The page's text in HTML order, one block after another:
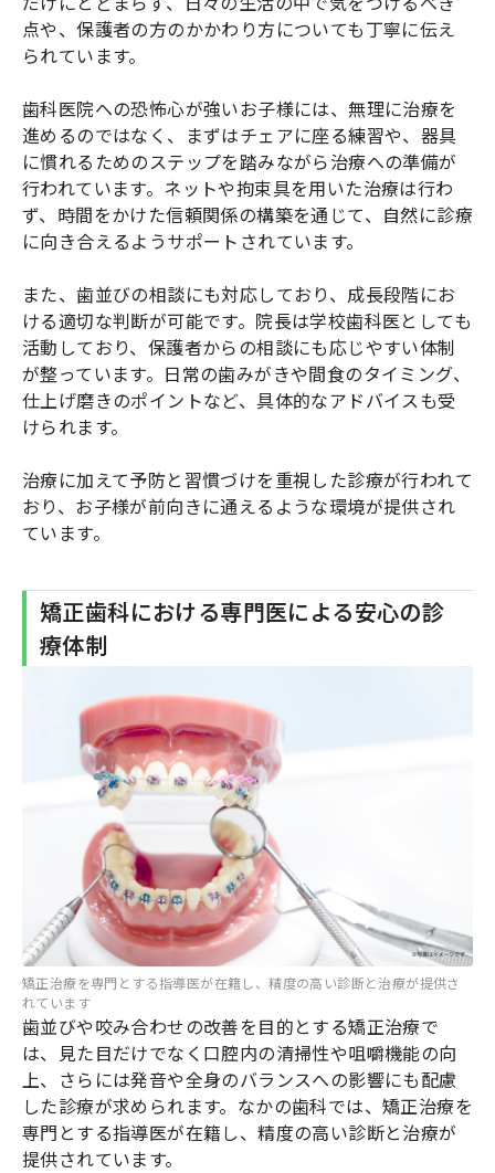
点や、保護者の方のかかわり方についても丁寧に伝え
られています。
歯科医院への恐怖心が強いお子様には、無理に治療を
進めるのではなく、まずはチェアに座る練習や、器具
に慣れるためのステップを踏みながら治療への準備が
行われています。ネットや拘束具を用いた治療は行わ
ず、時間をかけた信頼関係の構築を通じて、自然に診療
に向き合えるようサポートされています。
また、歯並びの相談にも対応しており、成長段階にお
ける適切な判断が可能です。院長は学校歯科医としても
活動しており、保護者からの相談にも応じやすい体制
が整っています。日常の歯みがきや間食のタイミング、
仕上げ磨きのポイントなど、具体的なアドバイスも受
けられます。
治療に加えて予防と習慣づけを重視した診療が行われて
おり、お子様が前向きに通えるような環境が提供され
ています。
矯正歯科における専門医による安心の診
療体制
矯正治療を専門とする指導医が在籍し、精度の高い診断と治療が提供さ
れています
歯並びや咬み合わせの改善を目的とする矯正治療で
は、見た目だけでなく口腔内の清掃性や咀嚼機能の向
上、さらには発音や全身のバランスへの影響にも配慮
した診療が求められます。なかの歯科では、矯正治療を
専門とする指導医が在籍し、精度の高い診断と治療が
提供されています。